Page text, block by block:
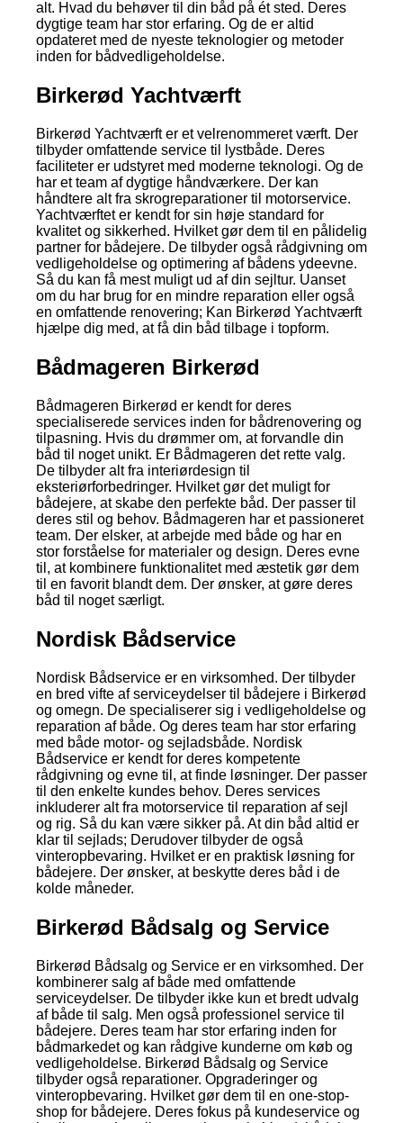
alt. Hvad du behøver til din båd på ét sted. Deres
dygtige team har stor erfaring. Og de er altid
opdateret med de nyeste teknologier og metoder
inden for bådvedligeholdelse.
Birkerød Yachtværft
Birkerød Yachtværft er et velrenommeret værft. Der
tilbyder omfattende service til lystbåde. Deres
faciliteter er udstyret med moderne teknologi. Og de
har et team af dygtige håndværkere. Der kan
håndtere alt fra skrogreparationer til motorservice.
Yachtværftet er kendt for sin høje standard for
kvalitet og sikkerhed. Hvilket gør dem til en pålidelig
partner for bådejere. De tilbyder også rådgivning om
vedligeholdelse og optimering af bådens ydeevne.
Så du kan få mest muligt ud af din sejltur. Uanset
om du har brug for en mindre reparation eller også
en omfattende renovering; Kan Birkerød Yachtværft
hjælpe dig med, at få din båd tilbage i topform.
Bådmageren Birkerød
Bådmageren Birkerød er kendt for deres
specialiserede services inden for bådrenovering og
tilpasning. Hvis du drømmer om, at forvandle din
båd til noget unikt. Er Bådmageren det rette valg.
De tilbyder alt fra interiørdesign til
eksteriørforbedringer. Hvilket gør det muligt for
bådejere, at skabe den perfekte båd. Der passer til
deres stil og behov. Bådmageren har et passioneret
team. Der elsker, at arbejde med både og har en
stor forståelse for materialer og design. Deres evne
til, at kombinere funktionalitet med æstetik gør dem
til en favorit blandt dem. Der ønsker, at gøre deres
båd til noget særligt.
Nordisk Bådservice
Nordisk Bådservice er en virksomhed. Der tilbyder
en bred vifte af serviceydelser til bådejere i Birkerød
og omegn. De specialiserer sig i vedligeholdelse og
reparation af både. Og deres team har stor erfaring
med både motor- og sejladsbåde. Nordisk
Bådservice er kendt for deres kompetente
rådgivning og evne til, at finde løsninger. Der passer
til den enkelte kundes behov. Deres services
inkluderer alt fra motorservice til reparation af sejl
og rig. Så du kan være sikker på. At din båd altid er
klar til sejlads; Derudover tilbyder de også
vinteropbevaring. Hvilket er en praktisk løsning for
bådejere. Der ønsker, at beskytte deres båd i de
kolde måneder.
Birkerød Bådsalg og Service
Birkerød Bådsalg og Service er en virksomhed. Der
kombinerer salg af både med omfattende
serviceydelser. De tilbyder ikke kun et bredt udvalg
af både til salg. Men også professionel service til
bådejere. Deres team har stor erfaring inden for
bådmarkedet og kan rådgive kunderne om køb og
vedligeholdelse. Birkerød Bådsalg og Service
tilbyder også reparationer. Opgraderinger og
vinteropbevaring. Hvilket gør dem til en one-stop-
shop for bådejere. Deres fokus på kundeservice og